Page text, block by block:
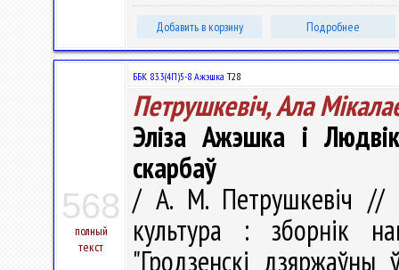
Добавить в корзину Подробнее
568
полный
текст
ББК 83.3(4П)5-8 Ажэшка Т28
Петрушкевіч, Ала
Эліза Ажэшка і
скарбаў
/ А. М. Петрушкевіч //
культура : зборнiк
"Гродзенскі дзяржаўны